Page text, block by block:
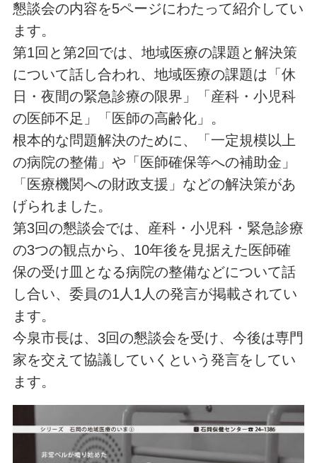
懇談会の内容を5ページにわたって紹介してい
ます。
第1回と第2回では、地域医療の課題と解決策
について話し合われ、地域医療の課題は「休
日・夜間の緊急診療の限界」「産科・小児科
の医師不足」「医師の高齢化」。
根本的な問題解決のために、「一定規模以上
の病院の整備」や「医師確保等への補助金」
「医療機関への財政支援」などの解決策があ
げられました。
第3回の懇談会では、産科・小児科・緊急診療
の3つの観点から、10年後を見据えた医師確
保の受け皿となる病院の整備などについて話
し合い、委員の1人1人の発言が掲載されてい
ます。
今泉市長は、3回の懇談会を受け、今後は専門
家を交えて協議していくという発言をしてい
ます。